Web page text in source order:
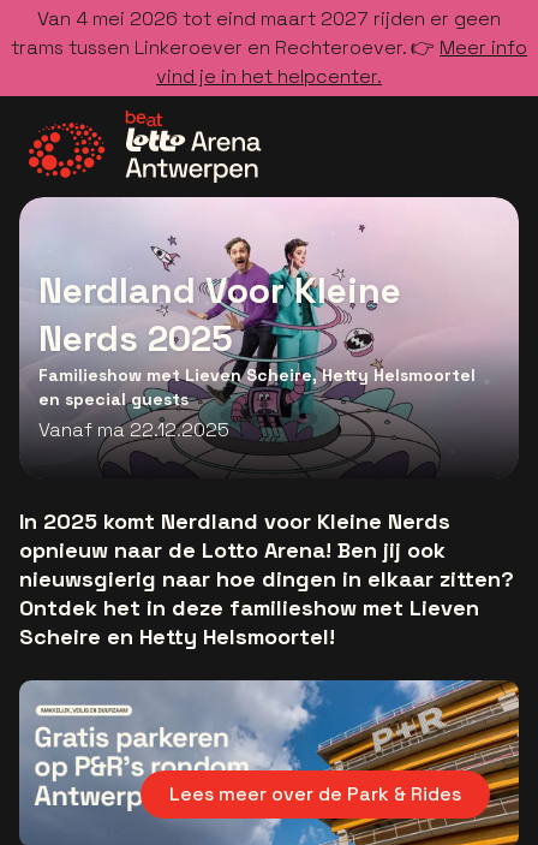
Van 4 mei 2026 tot eind maart 2027 rijden er geen
trams tussen Linkeroever en Rechteroever. 👉 Meer info
vind je in het helpcenter.
Ga naar de homepage
Nerdland Voor Kleine
Nerds 2025
Familieshow met Lieven Scheire, Hetty Helsmoortel
en special guests
Vanaf ma 22.12.2025
In 2025 komt Nerdland voor Kleine Nerds
opnieuw naar de Lotto Arena! Ben jij ook
nieuwsgierig naar hoe dingen in elkaar zitten?
Ontdek het in deze familieshow met Lieven
Scheire en Hetty Helsmoortel!
Lees meer over de Park & Rides